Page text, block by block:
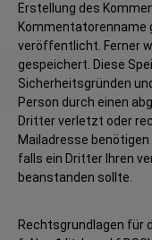
Erstellung des
Kommentatorenname
veröffentlicht. Ferner
gespeichert. Diese
Sicherheitsgründen
Person durch einen
Dritter verletzt oder
Mailadresse
falls ein Dritter Ihren
beanstanden sollte.
Rechtsgrundlagen für